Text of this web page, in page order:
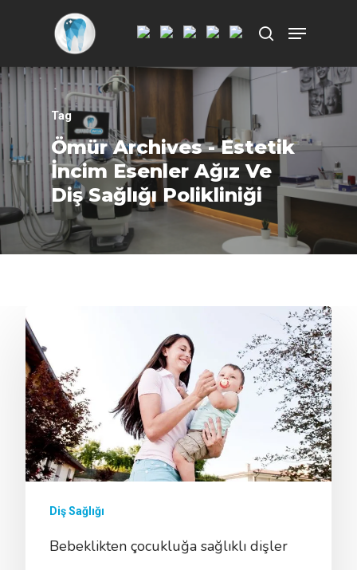
Aramak istediğiniz kelimeyi yazarak
ENTER'a basın.
Tag
Ömür Archives - Estetik
İncim Esenler Ağız Ve
Diş Sağlığı Polikliniği
Diş Sağlığı
Bebeklikten çocukluğa sağlıklı dişler